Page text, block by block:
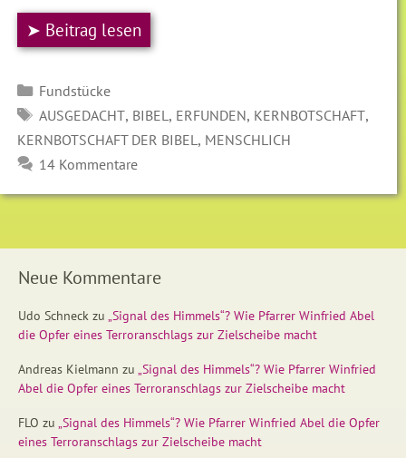
➤ Beitrag lesen
Kategorien
Fundstücke
SCHLAGWÖRTER
AUSGEDACHT, BIBEL , ERFUNDEN, KERNBOTSCHAFT,
KERNBOTSCHAFT DER BIBEL , MENSCHLICH
14 Kommentare
Neue Kommentare
Udo Schneck zu „Signal des Himmels“? Wie Pfarrer Winfried Abel
die Opfer eines Terroranschlags zur Zielscheibe macht
Andreas Kielmann zu „Signal des Himmels“? Wie Pfarrer Winfried
Abel die Opfer eines Terroranschlags zur Zielscheibe macht
FLO zu „Signal des Himmels“? Wie Pfarrer Winfried Abel die Opfer
eines Terroranschlags zur Zielscheibe macht